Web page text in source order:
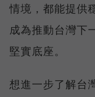
情境，都能提供
成為推動台灣下
堅實底座。
想進一步了解台